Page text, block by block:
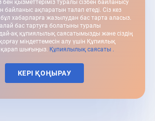
бен қызметтеріміз туралы сізбен байланысу
байланыс ақпаратын талап етеді. Сіз кез
бұл хабарларға жазылудан бас тарта аласыз.
бас тартуға болатыны туралы
ақ құпиялылық саясатымызды және сіздің
қорғау міндеттемесін алу үшін Құпиялық
шығыңыз. Құпиялылық саясаты .
КЕРІ ҚОҢЫРАУ